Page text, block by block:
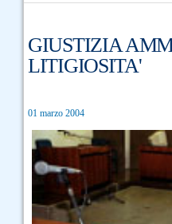
GIUSTIZIA
LITIGIOSITA'
01 marzo 2004